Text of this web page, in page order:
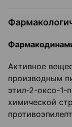
Активное
производным
этил-2-оксо-1-
химической